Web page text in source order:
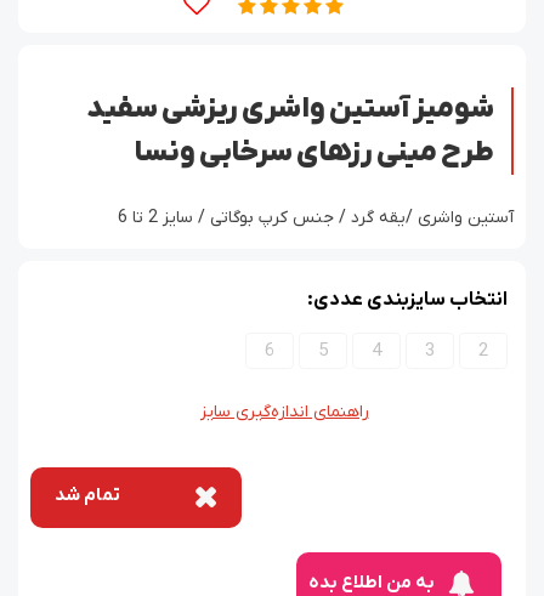
شومیز آستین واشری ریزشی سفید
طرح مینی رزهای سرخابی ونسا
آستین واشری /یقه گرد / جنس کرپ بوگاتی / سایز 2 تا 6
انتخاب سایزبندی عددی:
2
3
4
5
6
راهنمای اندازه‌گیری سایز
تمام شد
به من اطلاع بده